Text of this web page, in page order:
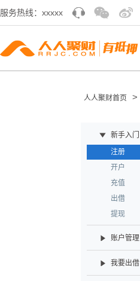
服务热线：xxxxx
人人聚财首页 >
新手入门
注册
开户
充值
出借
提现
账户管理
我要出借